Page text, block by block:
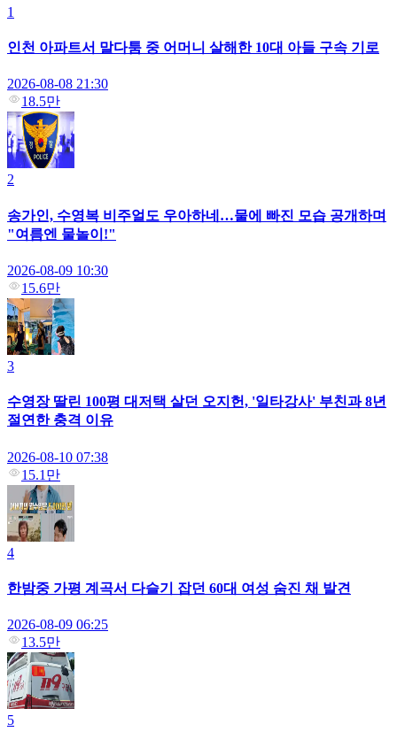
1
인천 아파트서 말다툼 중 어머니 살해한 10대 아들 구속 기로
2026-08-08 21:30
18.5만
2
송가인, 수영복 비주얼도 우아하네…물에 빠진 모습 공개하며
"여름엔 물놀이!"
2026-08-09 10:30
15.6만
3
수영장 딸린 100평 대저택 살던 오지헌, '일타강사' 부친과 8년
절연한 충격 이유
2026-08-10 07:38
15.1만
4
한밤중 가평 계곡서 다슬기 잡던 60대 여성 숨진 채 발견
2026-08-09 06:25
13.5만
5